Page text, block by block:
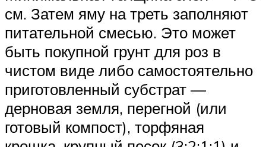
см. Затем яму на треть заполняют
питательной смесью. Это может
быть покупной грунт для роз в
чистом виде либо самостоятельно
приготовленный субстрат —
дерновая земля, перегной (или
готовый компост), торфяная